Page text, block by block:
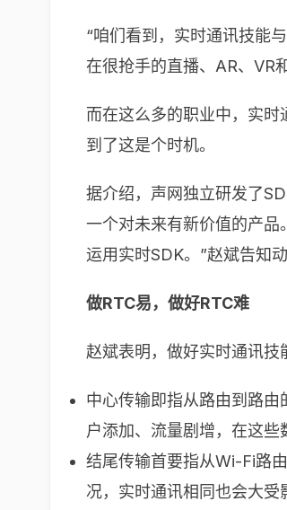
“咱们看到，实时通讯技能
在很抢手的直播、AR、VR
而在这么多的职业中，实
到了这是个时机。
据介绍，声网独立研发了
一个对未来有新价值的产
运用实时SDK。”赵斌告知动
做RTC易，做好RTC难
赵斌表明，做好实时通讯技
中心传输即指从路由到路
户添加、流量剧增，在这些
结尾传输首要指从Wi-Fi路
况，实时通讯相同也会大受